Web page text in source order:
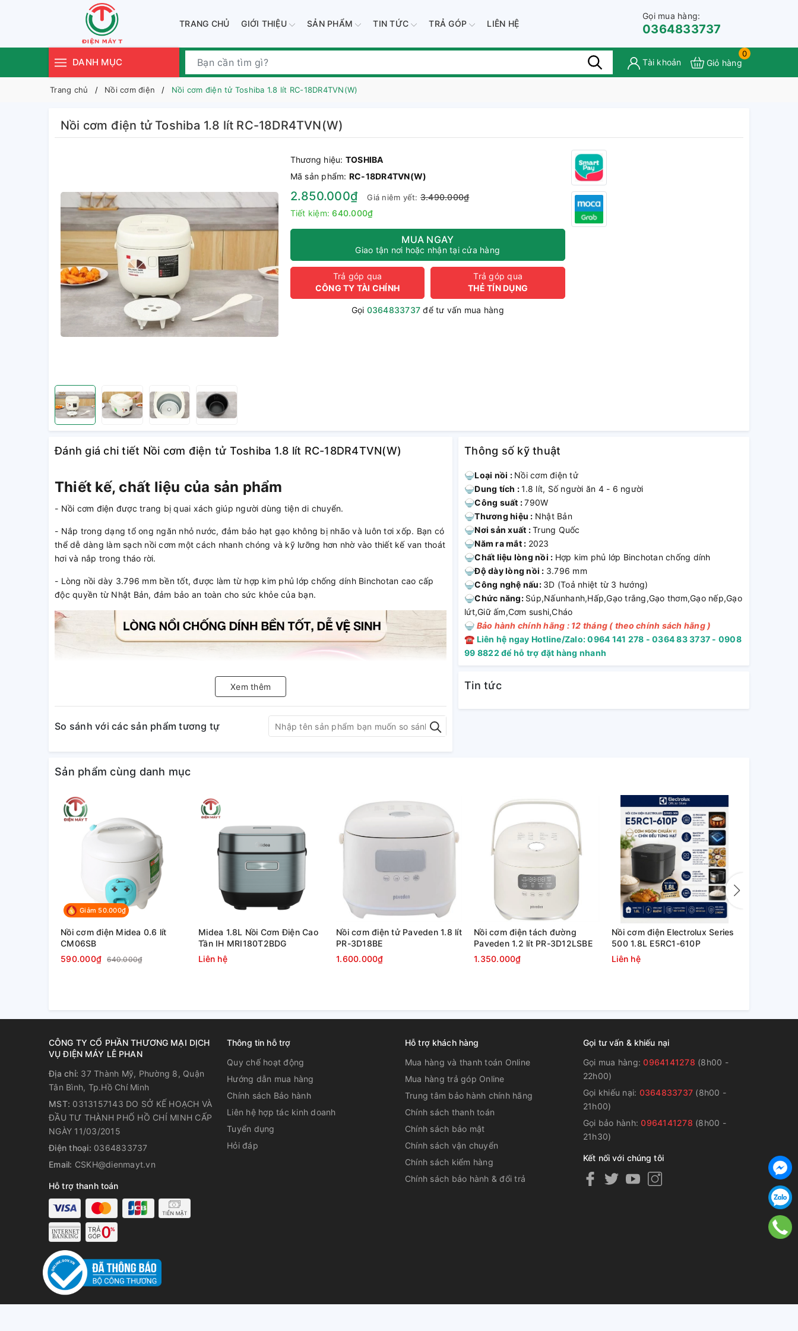
TRANG CHỦ GIỚI THIỆU SẢN PHẨM TIN TỨC TRẢ GÓP LIÊN HỆ
Gọi mua hàng:
0364833737
DANH MỤC Tài khoản
0
Giỏ hàng
Trang chủ Nồi cơm điện Nồi cơm điện tử Toshiba 1.8 lít RC-18DR4TVN(W)
Nồi cơm điện tử Toshiba 1.8 lít RC-18DR4TVN(W)
Thương hiệu: TOSHIBA
Mã sản phẩm: RC-18DR4TVN(W)
2.850.000₫ Giá niêm yết: 3.490.000₫
Tiết kiệm:640.000₫
MUA NGAY
Giao tận nơi hoặc nhận tại cửa hàng
Trả góp qua
CÔNG TY TÀI CHÍNH
Trả góp qua
THẺ TÍN DỤNG
Gọi 0364833737 để tư vấn mua hàng
Đánh giá chi tiết Nồi cơm điện tử Toshiba 1.8 lít RC-18DR4TVN(W)
Thiết kế, chất liệu của sản phẩm
- Nồi cơm điện được trang bị quai xách giúp người dùng tiện di chuyển.
- Nắp trong dạng tổ ong ngăn nhỏ nước, đảm bảo hạt gạo không bị nhão và luôn tơi xốp. Bạn có
thể dễ dàng làm sạch nồi cơm một cách nhanh chóng và kỹ lưỡng hơn nhờ vào thiết kế van thoát
hơi và nắp trong tháo rời.
- Lòng nồi dày 3.796 mm bền tốt, được làm từ hợp kim phủ lớp chống dính Binchotan cao cấp
độc quyền từ Nhật Bản, đảm bảo an toàn cho sức khỏe của bạn.
Công nghệ nấu, công suất - Công thức độc quyền
- Công nghệ gia nhiệt 3D kết hợp cùng công suất lớn 850W làm nóng đều giúp cơm chín đều,
mềm dẻo, ngọt thơm tự nhiên.
- Bí kíp độc quyền "Ủ gạo" của Toshiba: mỗi hạt gạo đều được chăm sóc tỉ mỉ qua các giai đoạn
gồm hâm nóng, ngâm, gia nhiệt, đun sôi, ninh và giữ ấm tự động. Điều này kích thích Enzyme
trong gạo bung tỏa hương thơm, mang đến hạt cơm mềm dẻo thơm ngon.
Loại nồi - Dung tích
- Nồi cơm điện tử có nhiều chương trình nấu được cài đặt sẵn, cho phép bạn chế biến được
nhiều món ăn khác nhau.
- Nồi có dung tích 1.8 lít, phù hợp cho gia đình có từ 4 - 6 thành viên.
Xem thêm
So sánh với các sản phẩm tương tự
Thông số kỹ thuật
🍚Loại nồi : Nồi cơm điện tử
🍚Dung tích :1.8 lít, Số người ăn 4 - 6 người
🍚Công suất :790W
🍚Thương hiệu : Nhật Bản
🍚Nơi sản xuất :Trung Quốc
🍚Năm ra mắt : 2023
🍚Chất liệu lòng nồi : Hợp kim phủ lớp Binchotan chống dính
🍚Độ dày lòng nồi : 3.796 mm
🍚Công nghệ nấu: 3D (Toả nhiệt từ 3 hướng)
🍚Chức năng: Súp,Nấunhanh,Hấp,Gạo trắng,Gạo thơm,Gạo nếp,Gạo
lứt,Giữ ấm,Cơm sushi,Cháo
🍚 Bảo hành chính hãng : 12 tháng ( theo chính sách hãng )
☎ Liên hệ ngay Hotline/Zalo: 0964 141 278 - 0364 83 3737 - 0908
99 8822 để hỗ trợ đặt hàng nhanh
Tin tức
Sản phẩm cùng danh mục
Giảm 50.000₫
Nồi cơm điện Midea 0.6 lít
CM06SB
590.000₫
640.000₫
Midea 1.8L Nồi Cơm Điện Cao
Tần IH MRI180T2BDG
Liên hệ
Nồi cơm điện tử Paveden 1.8 lít
PR-3D18BE
1.600.000₫
Nồi cơm điện tách đường
Paveden 1.2 lít PR-3D12LSBE
1.350.000₫
Nồi cơm điện Electrolux Series
500 1.8L E5RC1-610P
Liên hệ
CÔNG TY CỔ PHẦN THƯƠNG MẠI DỊCH
VỤ ĐIỆN MÁY LÊ PHAN
Địa chỉ: 37 Thành Mỹ, Phường 8, Quận
Tân Bình, Tp.Hồ Chí Minh
MST: 0313157143 DO SỞ KẾ HOẠCH VÀ
ĐẦU TƯ THÀNH PHỐ HỒ CHÍ MINH CẤP
NGÀY 11/03/2015
Điện thoại: 0364833737
Email: CSKH@dienmayt.vn
Hỗ trợ thanh toán
Thông tin hỗ trợ
Quy chế hoạt động
Hướng dẫn mua hàng
Chính sách Bảo hành
Liên hệ hợp tác kinh doanh
Tuyển dụng
Hỏi đáp
Hỗ trợ khách hàng
Mua hàng và thanh toán Online
Mua hàng trả góp Online
Trung tâm bảo hành chính hãng
Chính sách thanh toán
Chính sách bảo mật
Chính sách vận chuyển
Chính sách kiểm hàng
Chính sách bảo hành & đổi trả
Gọi tư vấn & khiếu nại
Gọi mua hàng:0964141278 (8h00 -
22h00)
Gọi khiếu nại: 0364833737 (8h00 -
21h00)
Gọi bảo hành:0964141278 (8h00 -
21h30)
Kết nối với chúng tôi